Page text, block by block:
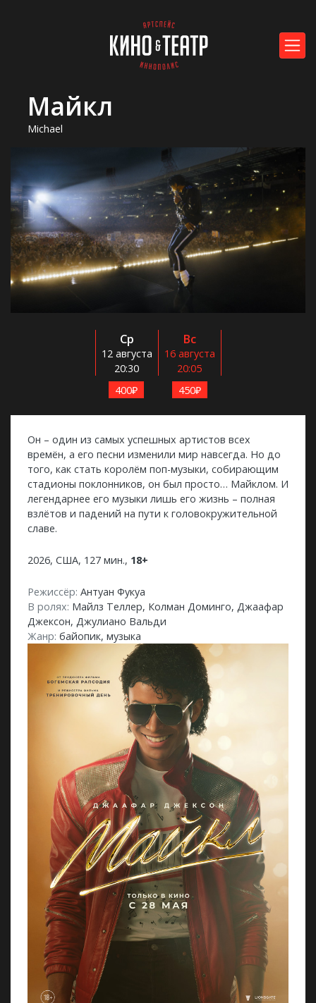
Майкл
Michael
Ср
12 августа
20:30
400₽
Вс
16 августа
20:05
450₽
Он – один из самых успешных артистов всех
времён, а его песни изменили мир навсегда. Но до
того, как стать королём поп-музыки, собирающим
стадионы поклонников, он был просто… Майклом. И
легендарнее его музыки лишь его жизнь – полная
взлётов и падений на пути к головокружительной
славе.
2026, США, 127 мин., 18+
Режиссёр: Антуан Фукуа
В ролях: Майлз Теллер, Колман Доминго, Джаафар
Джексон, Джулиано Вальди
Жанр: байопик, музыка